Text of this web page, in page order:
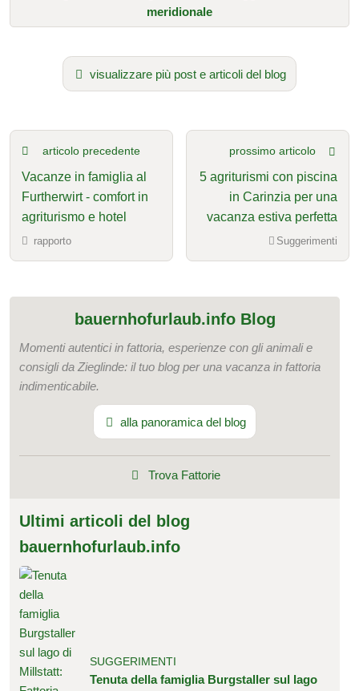
meridionale
visualizzare più post e articoli del blog
articolo precedente
Vacanze in famiglia al
Furtherwirt - comfort in
agriturismo e hotel
rapporto
prossimo articolo
5 agriturismi con piscina
in Carinzia per una
vacanza estiva perfetta
Suggerimenti
bauernhofurlaub.info Blog
Momenti autentici in fattoria, esperienze con gli animali e
consigli da Zieglinde: il tuo blog per una vacanza in fattoria
indimenticabile.
alla panoramica del blog
Trova Fattorie
Ultimi articoli del blog
bauernhofurlaub.info
SUGGERIMENTI
Tenuta della famiglia Burgstaller sul lago